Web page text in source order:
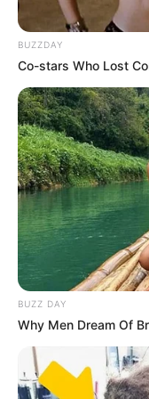
9. Bisa juga kamu
dan merica.
BUZZDAY
Co-stars Who Lost
BUZZ DAY
Why Men Dream Of